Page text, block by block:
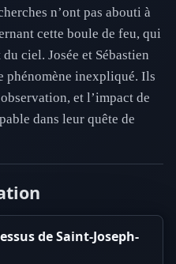
n’ont pas abouti à
cette boule de feu, qui
ciel. Josée et Sébastien
phénomène inexpliqué. Ils
et l’impact de
dans leur quête de
de Saint-Joseph-